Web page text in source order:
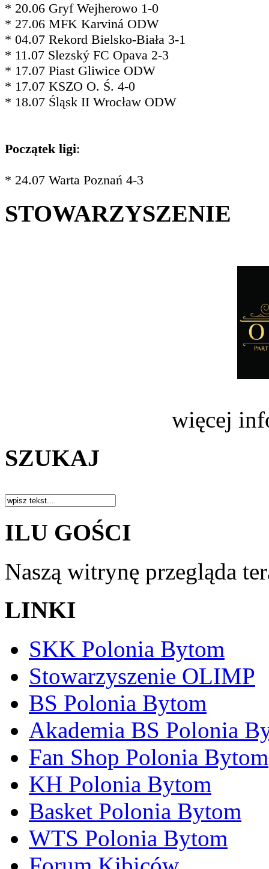
* 20.06 Gryf Wejherowo 1-0
* 27.06 MFK Karviná ODW
* 04.07 Rekord Bielsko-Biała 3-1
* 11.07 Slezský FC Opava 2-3
* 17.07 Piast Gliwice ODW
* 17.07 KSZO O. Ś. 4-0
* 18.07 Śląsk II Wrocław ODW
Początek ligi:
* 24.07 Warta Poznań 4-3
STOWARZYSZENIE
więcej
SZUKAJ
ILU GOŚCI
Naszą witrynę przegląda
LINKI
SKK Polonia Bytom
Stowarzyszenie OLIMP
BS Polonia Bytom
Akademia BS Polonia
Fan Shop Polonia Bytom
KH Polonia Bytom
Basket Polonia Bytom
WTS Polonia Bytom